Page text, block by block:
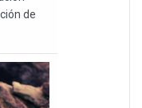
de